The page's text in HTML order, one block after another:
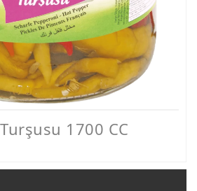
1700 CC